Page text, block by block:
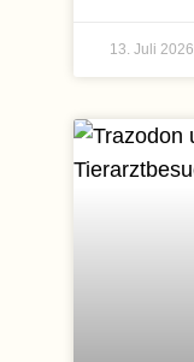
13. Juli 2026